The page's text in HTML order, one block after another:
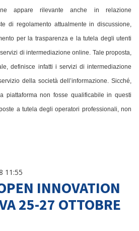
appare rilevante anche in relazione
di regolamento attualmente in discussione,
per la trasparenza e la tutela degli utenti
di intermediazione online. Tale proposta,
definisce infatti i servizi di intermediazione
della società dell’informazione. Sicché,
piattaforma non fosse qualificabile in questi
a tutela degli operatori professionali, non
11:55
INNOVATION
25-27 OTTOBRE